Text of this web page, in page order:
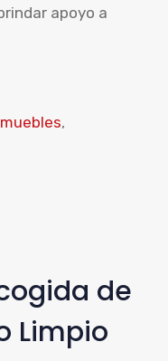
apoyo a
muebles,
de
Limpio